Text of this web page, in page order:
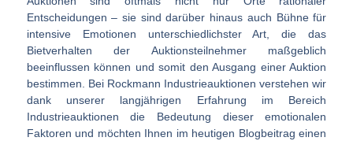
Entscheidungen – sie sind darüber hinaus auch Bühne für
intensive Emotionen unterschiedlichster Art, die das
Bietverhalten der Auktionsteilnehmer maßgeblich
beeinflussen können und somit den Ausgang einer Auktion
bestimmen. Bei Rockmann Industrieauktionen verstehen wir
dank unserer langjährigen Erfahrung im Bereich
Industrieauktionen die Bedeutung dieser emotionalen
Faktoren und möchten Ihnen im heutigen Blogbeitrag einen